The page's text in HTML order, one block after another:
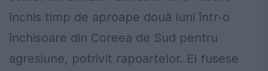
închis timp de aproape două luni într-o
închisoare din Coreea de Sud pentru
agresiune, potrivit rapoartelor. El fusese